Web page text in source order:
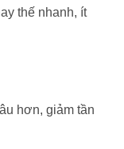
thế nhanh, ít
hơn, giảm tần